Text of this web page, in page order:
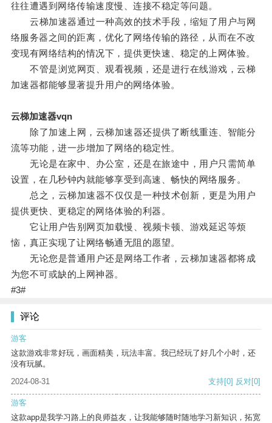
往往遭遇到网络传输速度慢、连接不稳定等问题。
云梯加速器通过一种高效的技术手段，缩短了用户与网
络服务器之间的距离，优化了网络传输的路径，从而在不改
变现有网络结构的情况下，提供更快速、稳定的上网体验。
不管是浏览网页、观看视频，还是进行在线游戏，云梯
加速器都能够显著提升用户的网络体验。
云梯加速器vqn
除了加速上网，云梯加速器还提供了断线重连、智能分
流等功能，进一步增加了网络的稳定性。
无论是在家中、办公室，还是在旅途中，用户只需简单
设置，在几秒钟内就能够享受到高速、畅快的网络服务。
总之，云梯加速器不仅仅是一种技术创新，更是为用户
提供更快、更稳定的网络体验的利器。
它让用户告别网页加载慢、视频卡顿、游戏延迟等烦
恼，真正实现了让网络畅通无阻的愿望。
无论您是普通用户还是网络工作者，云梯加速器都将成
为您不可或缺的上网神器。
#3#
评论
游客
这款游戏非常好玩，画面精美，玩法丰富。我已经玩了好几个小时，还
没有玩腻。
2024-08-31
支持[0] 反对[0]
游客
这款app是我学习路上的良师益友，让我能够随时随地学习新知识，拓宽